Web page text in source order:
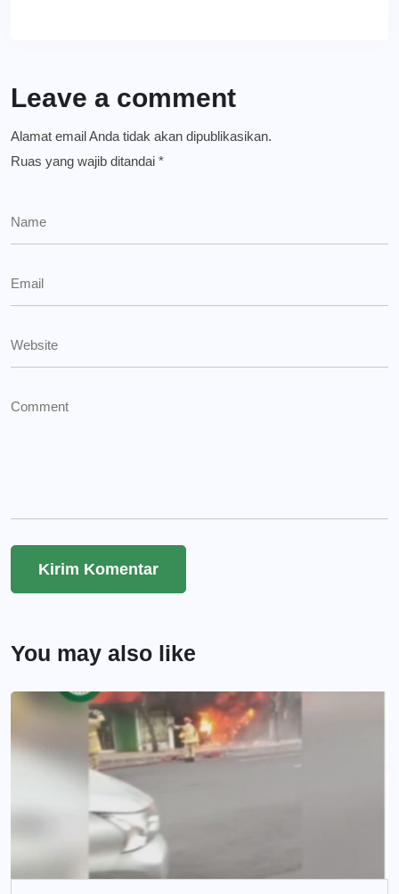
Leave a comment
Alamat email Anda tidak akan dipublikasikan.
Ruas yang wajib ditandai *
You may also like